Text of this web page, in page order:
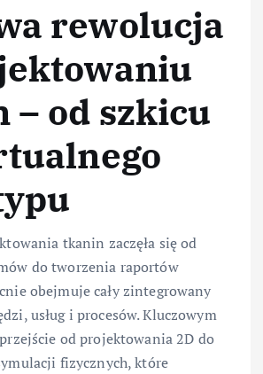
rewolucja
– od szkicu
tkanin zaczęła się od
do tworzenia raportów
obejmuje cały zintegrowany
usług i procesów. Kluczowym
od projektowania 2D do
fizycznych, które